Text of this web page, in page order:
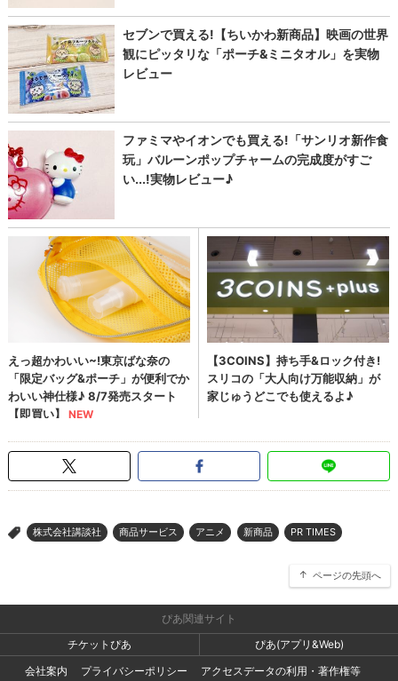
> 株式会社講談社 商品サービス アニメ 新商品 PR TIMES
ページの先頭へ
ぴあ関連サイト
チケットぴあ
ぴあ(アプリ&Web)
会社案内
プライバシーポリシー アクセスデータの利用・著作権等